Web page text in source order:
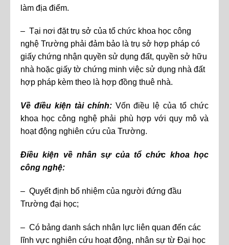
làm địa điểm.
– Tại nơi đặt trụ sở của tổ chức khoa học công
nghệ Trường phải đảm bảo là trụ sở hợp pháp có
giấy chứng nhận quyền sử dụng đất, quyền sở hữu
nhà hoặc giấy tờ chứng minh việc sử dụng nhà đất
hợp pháp kèm theo là hợp đồng thuê nhà.
Về điều kiện tài chính: Vốn điều lệ của tổ chức
khoa học công nghệ phải phù hợp với quy mô và
hoạt động nghiên cứu của Trường.
Điều kiện về nhân sự của tổ chức khoa học
công nghệ:
– Quyết định bổ nhiệm của người đứng đầu
Trường đại học;
– Có bảng danh sách nhân lực liên quan đến các
lĩnh vực nghiên cứu hoạt động, nhân sự từ Đại học